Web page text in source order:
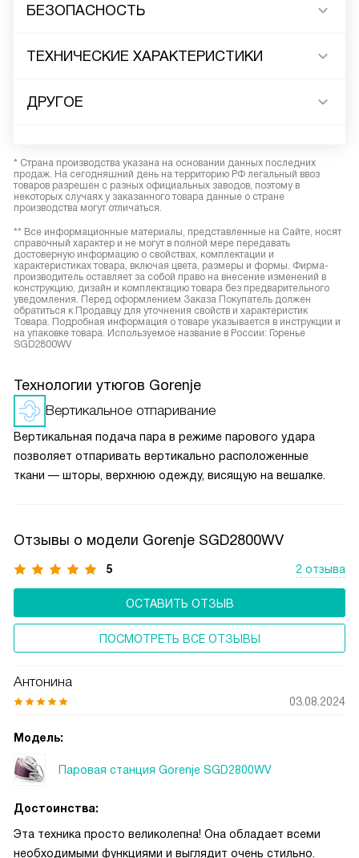
БЕЗОПАСНОСТЬ
ТЕХНИЧЕСКИЕ ХАРАКТЕРИСТИКИ
ДРУГОЕ
* Страна производства указана на основании данных последних
продаж. На сегодняшний день на территорию РФ легальный ввоз
товаров разрешен с разных официальных заводов, поэтому в
некоторых случаях у заказанного товара данные о стране
производства могут отличаться.
** Все информационные материалы, представленные на Сайте, носят
справочный характер и не могут в полной мере передавать
достоверную информацию о свойствах, комплектации и
характеристиках товара, включая цвета, размеры и формы. Фирма-
производитель оставляет за собой право на внесение изменений в
конструкцию, дизайн и комплектацию товара без предварительного
уведомления. Перед оформлением Заказа Покупатель должен
обратиться к Продавцу для уточнения свойств и характеристик
Товара. Подробная информация о товаре указывается в инструкции и
на упаковке товара. Используемое название в России: Горенье
SGD2800WV
Технологии утюгов Gorenje
Вертикальное отпаривание
Вертикальная подача пара в режиме парового удара
позволяет отпаривать вертикально расположенные
ткани — шторы, верхнюю одежду, висящую на вешалке.
Отзывы о модели Gorenje SGD2800WV
5 2 отзыва
ОСТАВИТЬ ОТЗЫВ
ПОСМОТРЕТЬ ВСЕ ОТЗЫВЫ
Антонина
03.08.2024
Модель:
Паровая станция Gorenje SGD2800WV
Достоинства:
Эта техника просто великолепна! Она обладает всеми
необходимыми функциями и выглядит очень стильно.